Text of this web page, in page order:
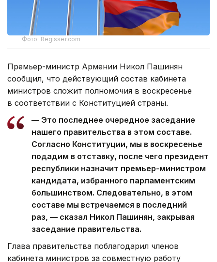
Фото: Regisser.com
Премьер-министр Армении Никол Пашинян
сообщил, что действующий состав кабинета
министров сложит полномочия в воскресенье
в соответствии с Конституцией страны.
— Это последнее очередное заседание
нашего правительства в этом составе.
Согласно Конституции, мы в воскресенье
подадим в отставку, после чего президент
республики назначит премьер-министром
кандидата, избранного парламентским
большинством. Следовательно, в этом
составе мы встречаемся в последний
раз, — сказал Никол Пашинян, закрывая
заседание правительства.
Глава правительства поблагодарил членов
кабинета министров за совместную работу